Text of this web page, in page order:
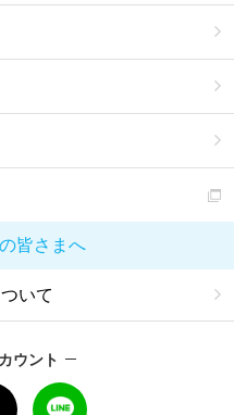
皆さまへ
いて
ウント